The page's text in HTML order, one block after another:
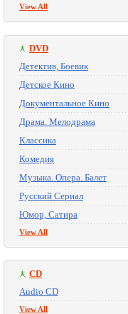
View All
DVD
Детектив, Боевик
Детское Кино
Документальное Кино
Драма. Мелодрама
Классика
Комедия
Музыка. Опера. Балет
Русский Сериал
Юмор, Сатира
View All
CD
Audio CD
View All